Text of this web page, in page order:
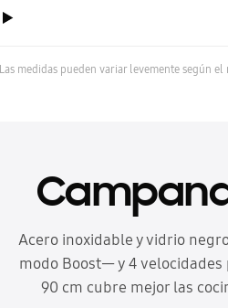
Las medidas pueden variar levemente según
Acero inoxidable y vidrio
modo Boost— y 4
90 cm cubre mejor las